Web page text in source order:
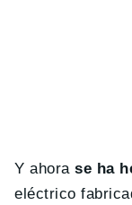
Y ahorase ha
eléctrico